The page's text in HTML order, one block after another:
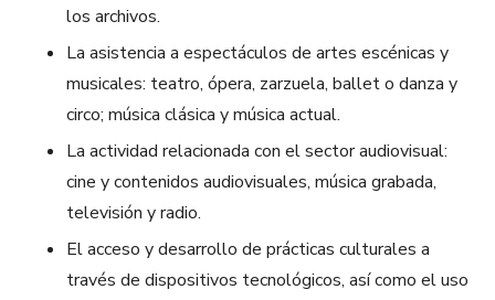
los archivos.
La asistencia a espectáculos de artes escénicas y
musicales: teatro, ópera, zarzuela, ballet o danza y
circo; música clásica y música actual.
La actividad relacionada con el sector audiovisual:
cine y contenidos audiovisuales, música grabada,
televisión y radio.
El acceso y desarrollo de prácticas culturales a
través de dispositivos tecnológicos, así como el uso